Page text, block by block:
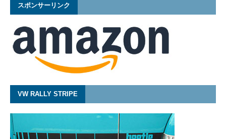
スポンサーリンク
VW RALLY STRIPE